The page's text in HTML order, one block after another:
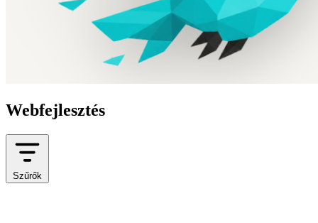
Webfejlesztés
Szűrők